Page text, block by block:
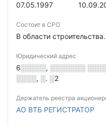
07.05.1997
Состоит в СРО
В области строительства.
Юридический адрес
6░░░░░, ░░░░░░░
░░░░, ░. ░2
Держатель реестра
АО ВТБ РЕГИСТРАТОР